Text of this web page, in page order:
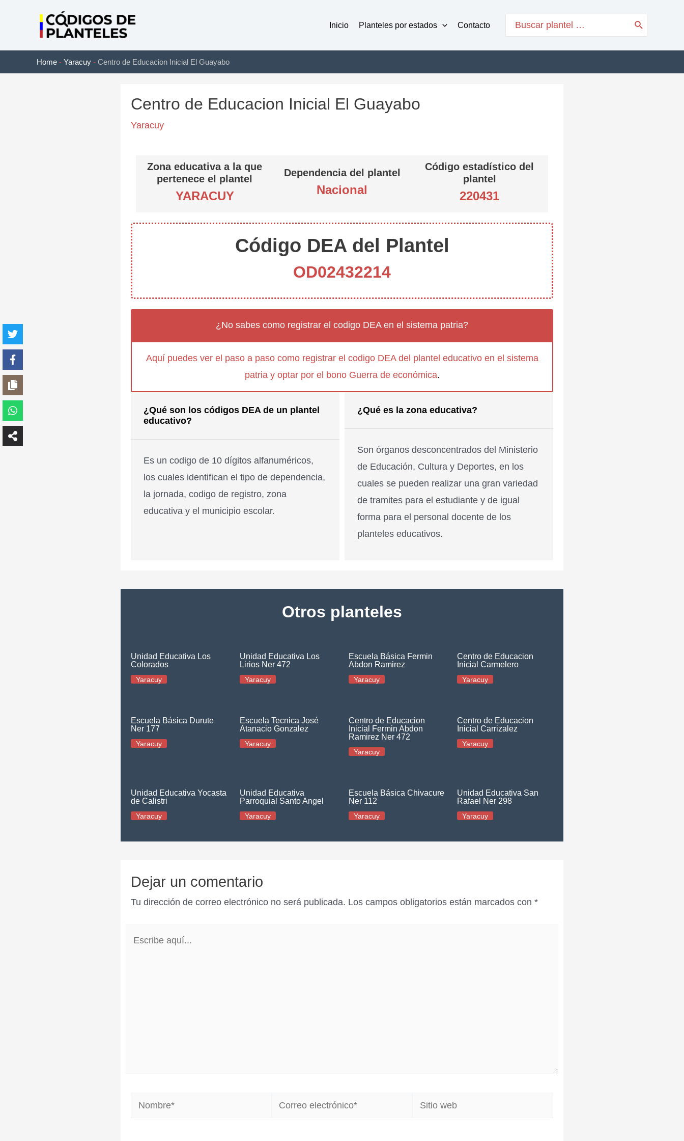
Inicio Planteles por estados Contacto
for:
Home - Yaracuy - Centro de Educacion Inicial El Guayabo
Centro de Educacion Inicial El Guayabo
Yaracuy
Zona educativa a la que
pertenece el plantel
YARACUY
Dependencia del plantel
Nacional
Código estadístico del
plantel
220431
Código DEA del Plantel
OD02432214
¿No sabes como registrar el codigo DEA en el sistema patria?
Aquí puedes ver el paso a paso como registrar el codigo DEA del plantel educativo en el sistema
patria y optar por el bono Guerra de económica.
¿Qué son los códigos DEA de un plantel
educativo?
Es un codigo de 10 dígitos alfanuméricos,
los cuales identifican el tipo de dependencia,
la jornada, codigo de registro, zona
educativa y el municipio escolar.
¿Qué es la zona educativa?
Son órganos desconcentrados del Ministerio
de Educación, Cultura y Deportes, en los
cuales se pueden realizar una gran variedad
de tramites para el estudiante y de igual
forma para el personal docente de los
planteles educativos.
Otros planteles
Unidad Educativa Los
Colorados
Yaracuy
Unidad Educativa Los
Lirios Ner 472
Yaracuy
Escuela Básica Fermin
Abdon Ramirez
Yaracuy
Centro de Educacion
Inicial Carmelero
Yaracuy
Escuela Básica Durute
Ner 177
Yaracuy
Escuela Tecnica José
Atanacio Gonzalez
Yaracuy
Centro de Educacion
Inicial Fermin Abdon
Ramirez Ner 472
Yaracuy
Centro de Educacion
Inicial Carrizalez
Yaracuy
Unidad Educativa Yocasta
de Calistri
Yaracuy
Unidad Educativa
Parroquial Santo Angel
Yaracuy
Escuela Básica Chivacure
Ner 112
Yaracuy
Unidad Educativa San
Rafael Ner 298
Yaracuy
Dejar un comentario
Tu dirección de correo electrónico no será publicada. Los campos obligatorios están marcados con *
Nombre*
Correo
Sitio